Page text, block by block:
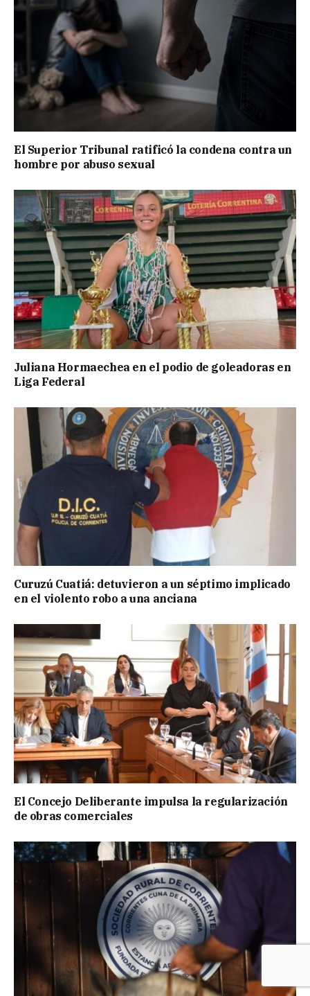
El Superior Tribunal ratificó la condena contra un
hombre por abuso sexual
Juliana Hormaechea en el podio de goleadoras en
Liga Federal
Curuzú Cuatiá: detuvieron a un séptimo implicado
en el violento robo a una anciana
El Concejo Deliberante impulsa la regularización
de obras comerciales